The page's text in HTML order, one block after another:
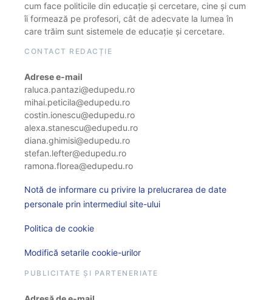
cum face politicile din educație și cercetare, cine și cum
îi formează pe profesori, cât de adecvate la lumea în
care trăim sunt sistemele de educație și cercetare.
CONTACT REDACȚIE
Adrese e-mail
raluca.pantazi@edupedu.ro
mihai.peticila@edupedu.ro
costin.ionescu@edupedu.ro
alexa.stanescu@edupedu.ro
diana.ghimisi@edupedu.ro
stefan.lefter@edupedu.ro
ramona.florea@edupedu.ro
Notă de informare cu privire la prelucrarea de date
personale prin intermediul site-ului
Politica de cookie
Modifică setarile cookie-urilor
PUBLICITATE ȘI PARTENERIATE